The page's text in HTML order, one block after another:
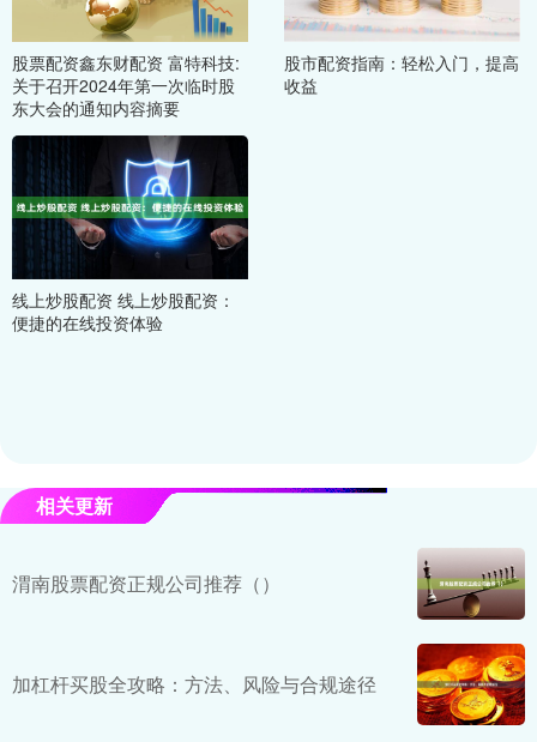
股票配资鑫东财配资 富特科技:
关于召开2024年第一次临时股
东大会的通知内容摘要
股市配资指南：轻松入门，提高
收益
线上炒股配资 线上炒股配资：
便捷的在线投资体验
相关更新
渭南股票配资正规公司推荐（）
加杠杆买股全攻略：方法、风险与合规途径